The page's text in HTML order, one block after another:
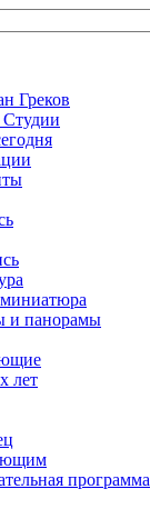
Греков
и панорамы
лет
программа